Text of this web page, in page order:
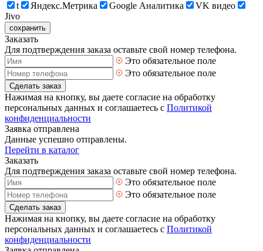
t
Яндекс.Метрика Google Аналитика
VK видео
Jivo
сохранить
Заказать
Для подтверждения заказа оставьте свой номер телефона.
Это обязательное поле
Это обязательное поле
Сделать заказ
Нажимая на кнопку, вы даете согласие на обработку
персональных данных и соглашаетесь с Политикой
конфиденциальности
Заявка отправлена
Данные успешно отправлены.
Перейти в каталог
Заказать
Для подтверждения заказа оставьте свой номер телефона.
Это обязательное поле
Это обязательное поле
Сделать заказ
Нажимая на кнопку, вы даете согласие на обработку
персональных данных и соглашаетесь с Политикой
конфиденциальности